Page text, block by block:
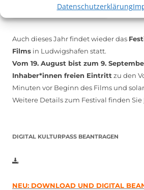
Datenschutzerklärung
Auch dieses Jahr findet wieder das
Films in Ludwigshafen statt.
Vom 19. August bist zum 9.
Inhaber*innen freien Eintritt zu den
Minuten vor Beginn des Films und
Weitere Details zum Festival finden Sie
DIGITAL KULTURPASS BEANTRAGEN
NEU: DOWNLOAD UND DIGITAL